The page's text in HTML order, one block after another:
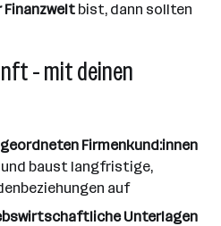
bist, dann sollten
- mit deinen
Firmenkund:innen
baust langfristige,
auf
Unterlagen